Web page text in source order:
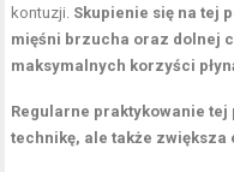
kontuzji. Skupienie się na tej
mięśni brzucha oraz dolnej
maksymalnych korzyści
Regularne praktykowanie
technikę, ale także zwiększa